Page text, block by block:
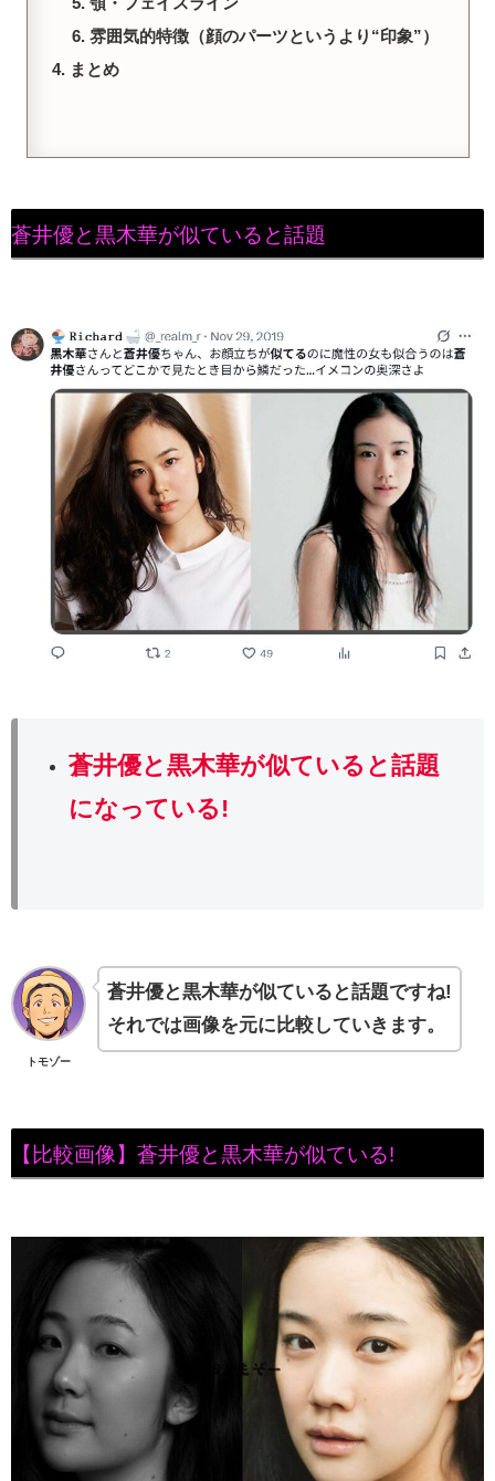
雰囲気的特徴（顔のパーツというより“印象”）
まとめ
蒼井優と黒木華が似ていると話題
蒼井優と黒木華が似ていると話題
になっている!
トモゾー
蒼井優と黒木華が似ていると話題ですね!
それでは画像を元に比較していきます。
【比較画像】蒼井優と黒木華が似ている!